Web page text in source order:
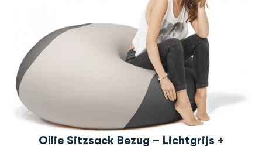
Ollie Sitzsack Bezug – Lichtgrijs +